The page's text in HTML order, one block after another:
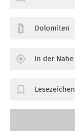
Dolomiten
In der Nähe
Lesezeichen